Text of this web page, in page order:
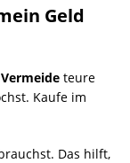
Geld
Vermeide teure
Kaufe im
Das hilft,